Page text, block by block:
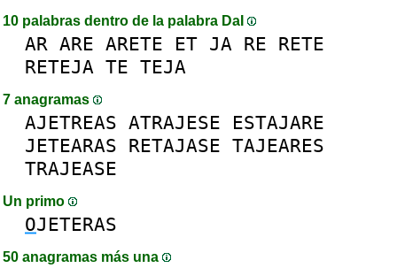
10 palabras dentro de la palabra DaI
AR ARE ARETE ET JA RE RETE
RETEJA TE TEJA
7 anagramas
AJETREAS ATRAJESE
ESTAJARE
JETEARAS RETAJASE TAJEARES
TRAJEASE
Un primo
OJETERAS
50 anagramas más una